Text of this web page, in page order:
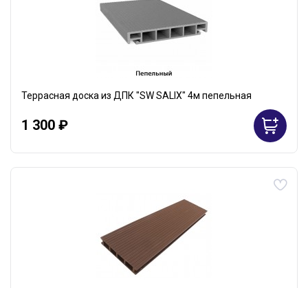
Террасная доска из ДПК "SW SALIX" 4м пепельная
1 300 ₽